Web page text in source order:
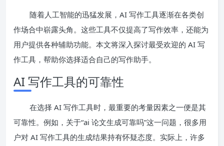
随着人工智能的迅猛发展，AI 写作工具逐渐在各类创
作场合中崭露头角。这些工具不仅提高了写作效率，还能为
用户提供各种辅助功能。本文将深入探讨最受欢迎的 AI 写
作工具，帮助你选择适合自己的写作助手。
AI 写作工具的可靠性
在选择 AI 写作工具时，最重要的考量因素之一便是其
可靠性。例如，关于“ai 论文生成可靠吗”这一问题，很多用
户对 AI 写作工具的生成结果持有怀疑态度。实际上，许多